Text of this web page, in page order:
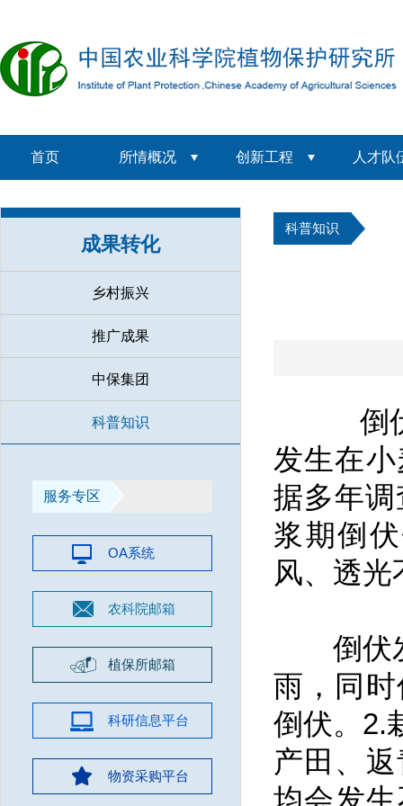
首页 所情概况 创新工程 人才队
成果转化
乡村振兴
推广成果
中保集团
科普知识
服务专区
OA系统
农科院邮箱
植保所邮箱
科研信息平台
物资采购平台
科普知识
倒伏
发生在
据多年
浆期倒
风、透
倒伏发
雨，同
倒伏。2.
产田、
均会发